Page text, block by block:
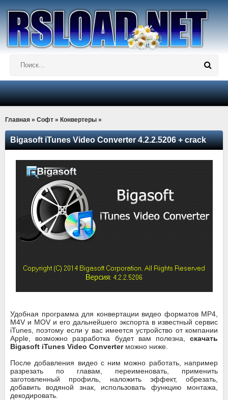
Главная » Софт » Конвертеры »
Bigasoft iTunes Video Converter 4.2.2.5206 + crack
Удобная программа для конвертации видео форматов MP4,
M4V и MOV и его дальнейшего экспорта в известный сервис
iTunes, поэтому если у вас имеется устройство от компании
Apple, возможно разработка будет вам полезна, скачать
Bigasoft iTunes Video Converterможно ниже.
После добавления видео с ним можно работать, например
разрезать по главам, переименовать, применить
заготовленный профиль, наложить эффект, обрезать,
добавить водяной знак, использовать функцию монтажа,
декодировать.